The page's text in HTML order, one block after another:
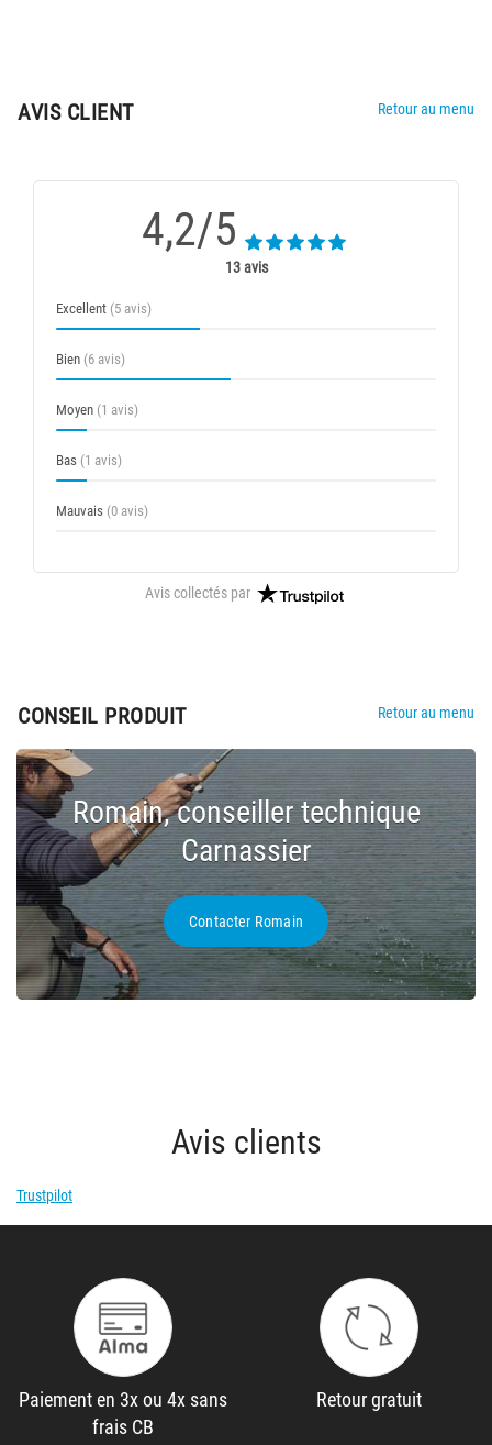
AVIS CLIENT Retour au menu
4,2/5
13 avis
Excellent (5 avis)
Bien (6 avis)
Moyen (1 avis)
Bas (1 avis)
Mauvais (0 avis)
Avis collectés par
CONSEIL PRODUIT Retour au menu
Romain, conseiller technique
Carnassier
Contacter Romain
Avis clients
Trustpilot
Paiement en 3x ou 4x sans
frais CB
Retour gratuit